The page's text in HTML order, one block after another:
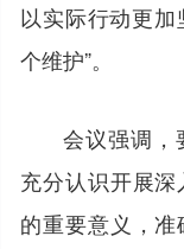
以实际行动更加
个维护”。
会议强调，
充分认识开展
的重要意义，